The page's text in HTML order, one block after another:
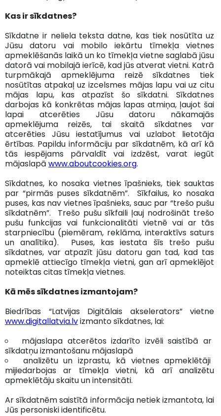
Kas ir sīkdatnes?
Sīkdatne ir neliela teksta datne, kas tiek nosūtīta uz
Jūsu datoru vai mobilo iekārtu tīmekļa vietnes
apmeklēšanās laikā un ko tīmekļa vietne saglabā jūsu
datorā vai mobilajā ierīcē, kad jūs atverat vietni. Katrā
turpmākajā apmeklējuma reizē sīkdatnes tiek
nosūtītas atpakaļ uz izcelsmes mājas lapu vai uz citu
mājas lapu, kas atpazīst šo sīkdatni. Sīkdatnes
darbojas kā konkrētas mājas lapas atmiņa, ļaujot šai
lapai atcerēties Jūsu datoru nākamajās
apmeklējuma reizēs, tai skaitā sīkdatnes var
atcerēties Jūsu iestatījumus vai uzlabot lietotāja
ērtības. Papildu informāciju par sīkdatnēm, kā arī kā
tās iespējams pārvaldīt vai izdzēst, varat iegūt
mājaslapā www.aboutcookies.org.
Sīkdatnes, ko nosaka vietnes īpašnieks, tiek sauktas
par “pirmās puses sīkdatnēm”. Sīkfailus, ko nosaka
puses, kas nav vietnes īpašnieks, sauc par “trešo pušu
sīkdatnēm”. Trešo pušu sīkfaili ļauj nodrošināt trešo
pušu funkcijas vai funkcionalitāti vietnē vai ar tās
starpniecību (piemēram, reklāma, interaktīvs saturs
un analītika). Puses, kas iestata šīs trešo pušu
sīkdatnes, var atpazīt jūsu datoru gan tad, kad tas
apmeklē attiecīgo tīmekļa vietni, gan arī apmeklējot
noteiktas citas tīmekļa vietnes.
Kā mēs sīkdatnes izmantojam?
Biedrības “Latvijas Digitālais akselerators” vietne
www.digitallatvia.lvizmanto sīkdatnes, lai:
mājaslapa atcerētos izdarīto izvēli saistībā ar
sīkdatņu izmantošanu mājaslapā
analizētu un izprastu, kā vietnes apmeklētāji
mijiedarbojas ar tīmekļa vietni, kā arī analizētu
apmeklētāju skaitu un intensitāti.
Ar sīkdatnēm saistītā informācija netiek izmantota, lai
Jūs personiski identificētu.